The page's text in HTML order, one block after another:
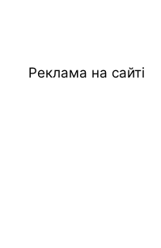
Реклама на сайті